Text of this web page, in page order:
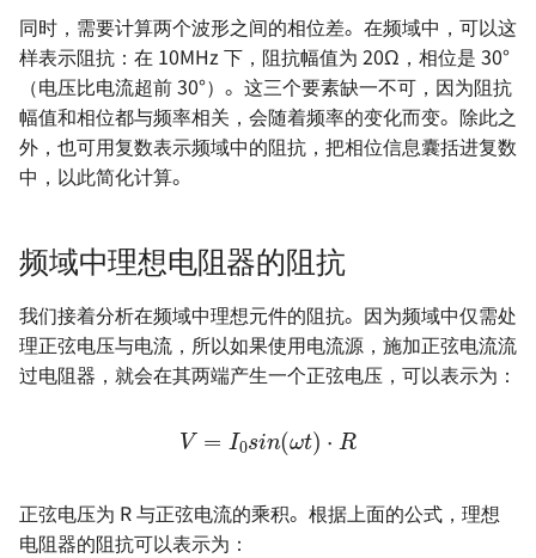
同时，需要计算两个波形之间的相位差。在频域中，可以这
样表示阻抗：在 10MHz 下，阻抗幅值为 20Ω，相位是 30°
（电压比电流超前 30°）。这三个要素缺一不可，因为阻抗
幅值和相位都与频率相关，会随着频率的变化而变。除此之
外，也可用复数表示频域中的阻抗，把相位信息囊括进复数
中，以此简化计算。
频域中理想电阻器的阻抗
我们接着分析在频域中理想元件的阻抗。因为频域中仅需处
理正弦电压与电流，所以如果使用电流源，施加正弦电流流
过电阻器，就会在其两端产生一个正弦电压，可以表示为：
V=I 0sin(ωt)⋅ R
正弦电压为 R 与正弦电流的乘积。根据上面的公式，理想
电阻器的阻抗可以表示为：